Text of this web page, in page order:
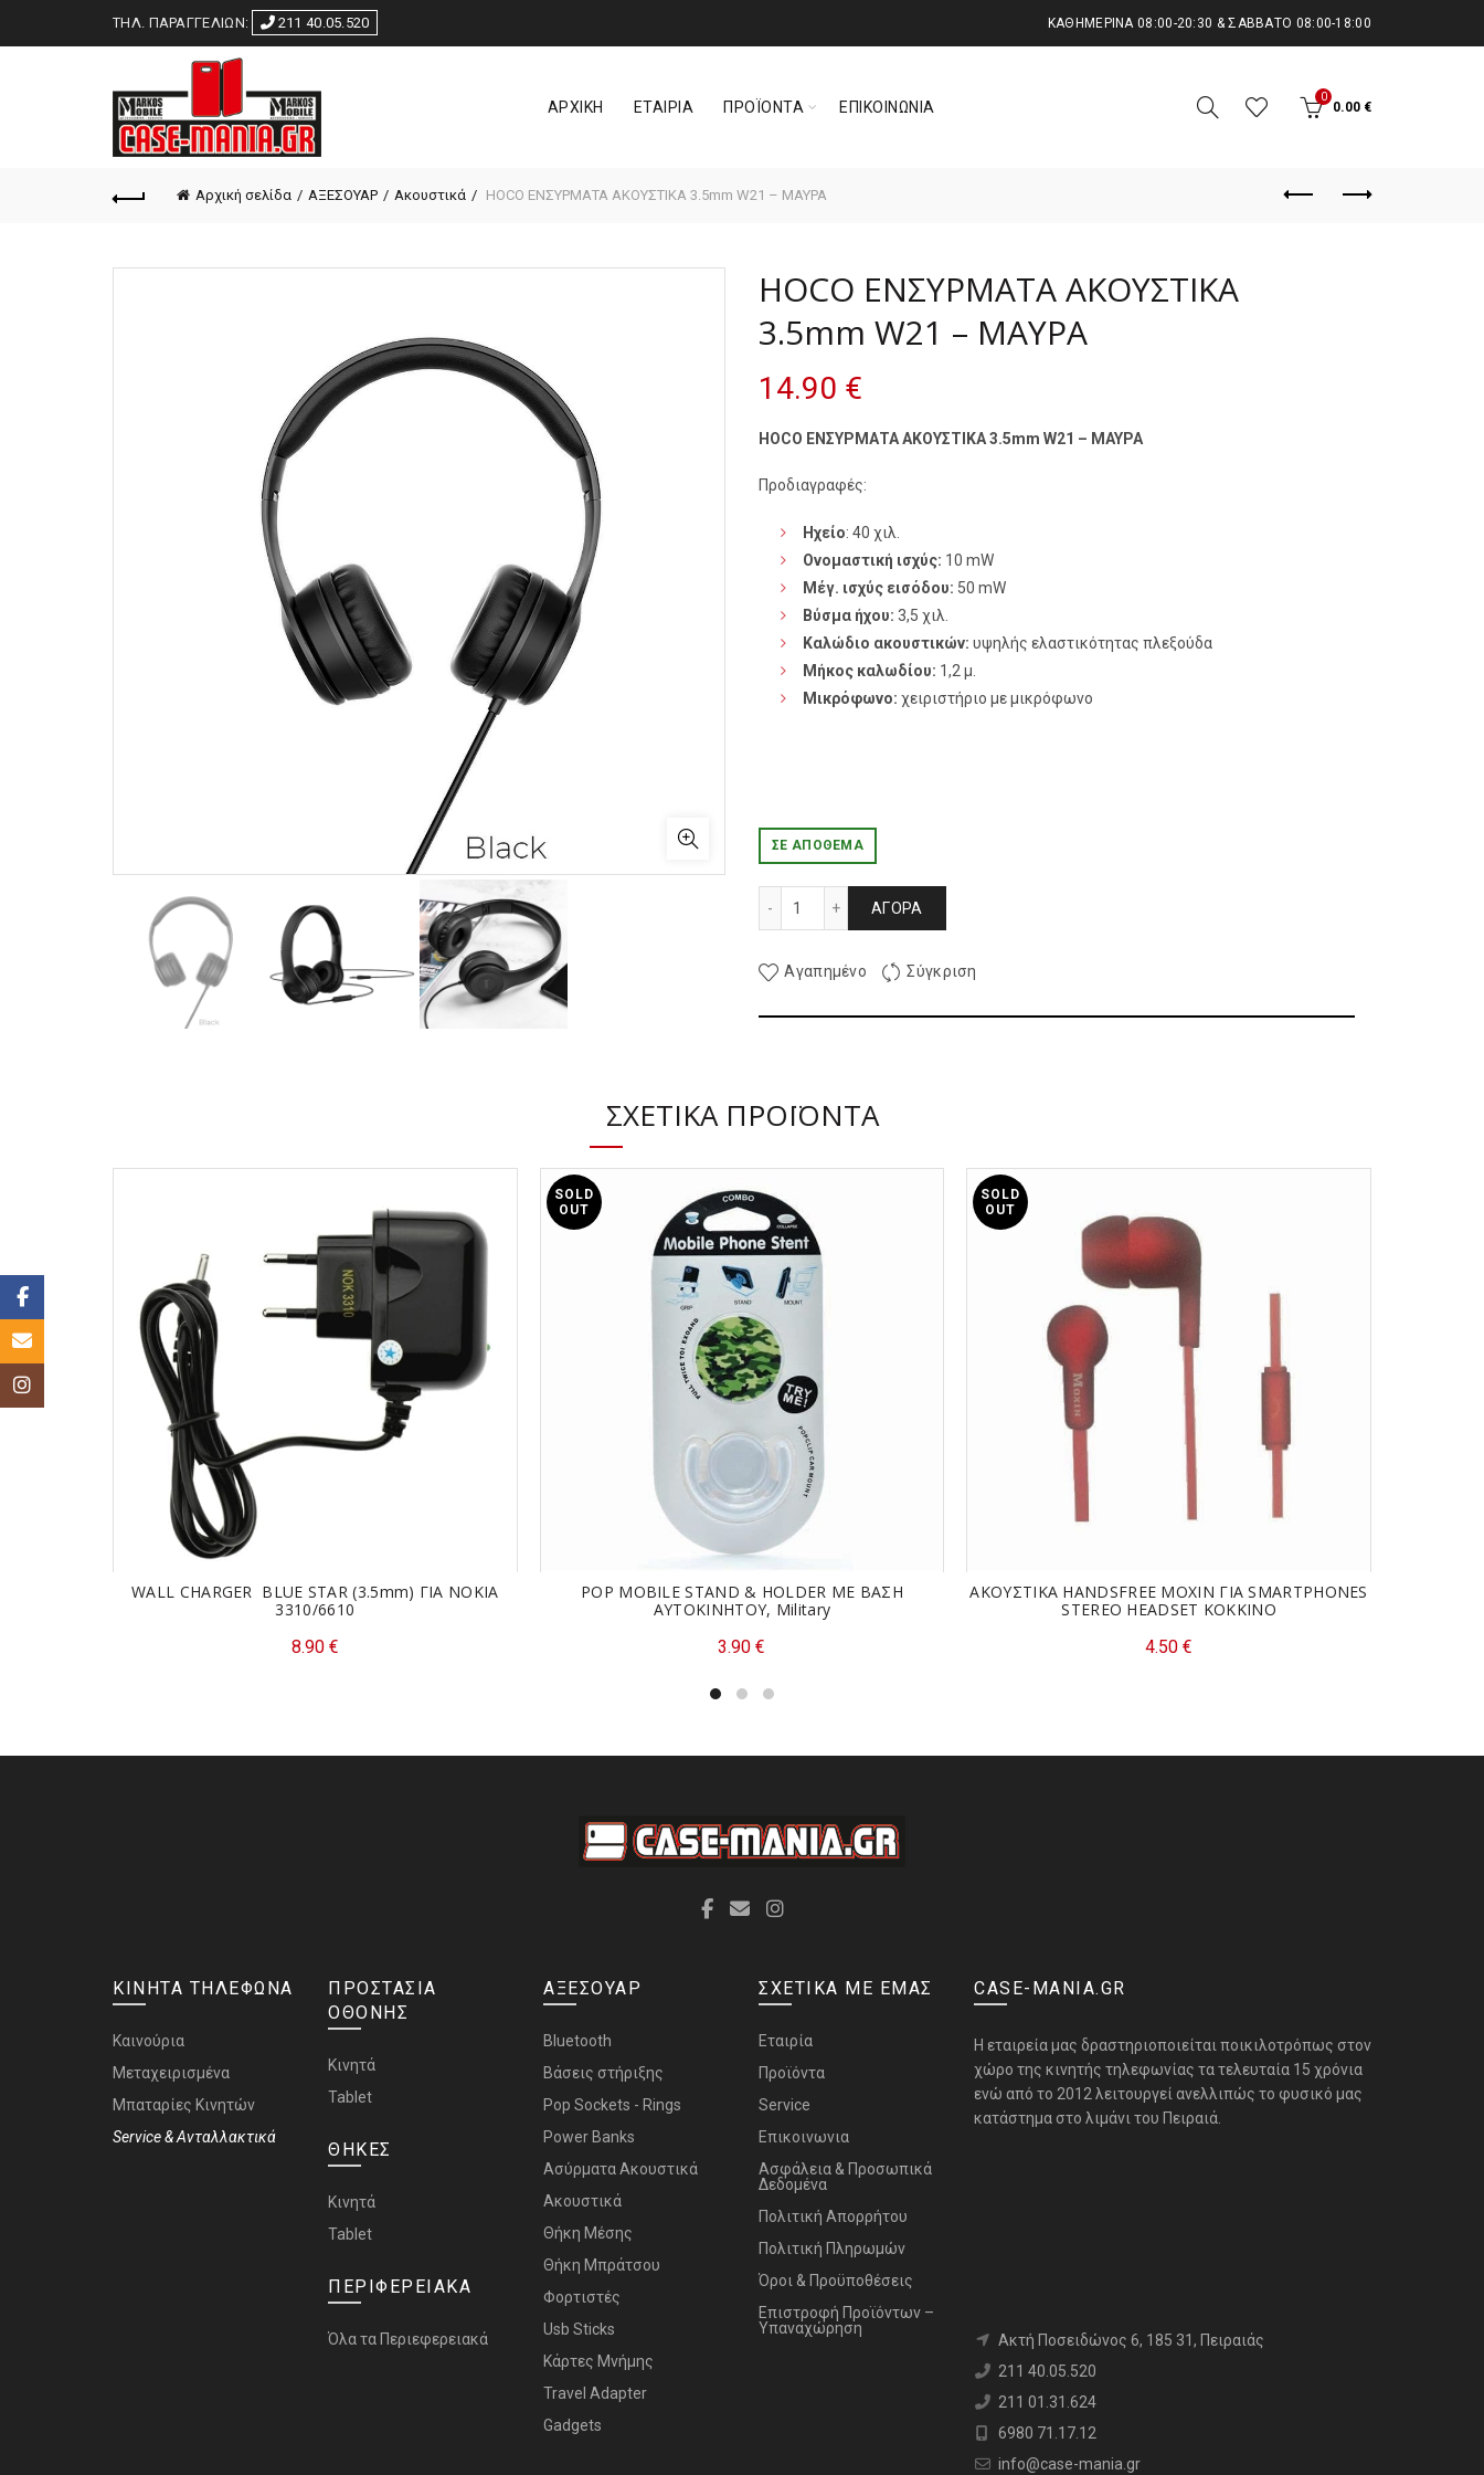
ΤΗΛ. ΠΑΡΑΓΓΕΛΙΩΝ: 211 40.05.520 KΑΘΗΜΕΡΙΝΆ 08:00-20:30 & ΣΆΒΒΑΤΟ 08:00-18:00
ΑΡΧΙΚΗ ΕΤΑΙΡΙΑ ΠΡΟΪΟΝΤΑ ΕΠΙΚΟΙΝΩΝΙΑ
0
0.00 €
Αρχική σελίδα ΑΞΕΣΟΥΑΡ Ακουστικά HOCO ΕΝΣΥΡΜΑΤΑ ΑΚΟΥΣΤΙΚΑ 3.5mm W21 – ΜΑΥΡΑ
HOCO ΕΝΣΥΡΜΑΤΑ ΑΚΟΥΣΤΙΚΑ
3.5mm W21 – ΜΑΥΡΑ
14.90 €
HOCO ΕΝΣΥΡΜΑΤΑ ΑΚΟΥΣΤΙΚΑ 3.5mm W21 – ΜΑΥΡΑ
Προδιαγραφές:
Ηχείο: 40 χιλ.
Ονομαστική ισχύς: 10 mW
Μέγ. ισχύς εισόδου: 50 mW
Βύσμα ήχου: 3,5 χιλ.
Καλώδιο ακουστικών: υψηλής ελαστικότητας πλεξούδα
Μήκος καλωδίου: 1,2 μ.
Μικρόφωνο: χειριστήριο με μικρόφωνο
ΣΕ ΑΠΌΘΕΜΑ
ΑΓΟΡΆ
Αγαπημένο Σύγκριση
στα μαλακά μαξιλαράκια, επιτρέπουν άνετη και μακράς διάρκειας ακρόαση
μουσικής.
Τα ακουστικά HOCO W21 Gracefull παρέχουν δυνατά μπάσα και χαμηλή
παραμόρφωση, επιτρέποντάς σας να αναπαράγετε ήχο HD.
Εξοπλισμένα με μαλακά μαξιλαράκια, το προϊόν εξασφαλίζει άνεση χρήσης και
επιτρέπει μακροχρόνια ακρόαση μουσικής.
Το ενσωματωμένο μικρόφωνο σάς επιτρέπει να πραγματοποιείτε φωνητικές
κλήσεις σε εφαρμογές συνομιλίας όπως Skype, WhatsApp, Line, Discord και άλλες.
Ο έλεγχος λειτουργίας με ένα κουμπί καθιστά εύκολη τη χρήση των ακουστικών.
ΕΠΙΠΛΈΟΝ ΠΛΗΡΟΦΟΡΊΕΣ
Κωδικός προϊόντος:
Κατηγορίες:
ΣΧΕΤΙΚΆ ΠΡΟΪΌΝΤΑ
WALL CHARGER BLUE STAR (3.5mm) ΓΙΑ NOKIA
3310/6610
8.90 €
SOLD
OUT
POP MOBILE STAND & HOLDER ΜΕ ΒΑΣΗ
ΑΥΤΟΚΙΝΗΤΟΥ, Military
3.90€
SOLD
OUT
ΑΚΟΥΣΤΙΚΑ HANDSFREE MOXIN ΓΙΑ SMARTPHONES
STEREO HEADSET ΚΟΚΚΙΝΟ
4.50€
ΚΙΝΗΤΑ ΤΗΛΕΦΩΝΑ
Καινούρια
Μεταχειρισμένα
Μπαταρίες Κινητών
Service & Ανταλλακτικά
ΠΡΟΣΤΑΣΙΑ
ΟΘΟΝΗΣ
Κινητά
Tablet
ΘΗΚΕΣ
Κινητά
Tablet
ΠΕΡΙΦΕΡΕΙΑΚΑ
Όλα τα Περιεφερειακά
ΑΞΕΣΟΥΑΡ
Bluetooth
Bάσεις στήριξης
Pop Sockets - Rings
Power Banks
Ασύρματα Ακουστικά
Ακουστικά
Θήκη Μέσης
Θήκη Μπράτσου
Φορτιστές
Usb Sticks
Κάρτες Μνήμης
Travel Adapter
Gadgets
ΣΧΕΤΙΚΑ ΜΕ ΕΜΑΣ
Εταιρία
Προϊόντα
Service
Επικοινωνια
Ασφάλεια & Προσωπικά
Δεδομένα
Πολιτική Απορρήτου
Πολιτική Πληρωμών
Όροι & Προϋποθέσεις
Επιστροφή Προϊόντων –
Υπαναχώρηση
CASE-MANIA.GR
H εταιρεία μας δραστηριοποιείται ποικιλοτρόπως στον
χώρο της κινητής τηλεφωνίας τα τελευταία 15 χρόνια
ενώ από το 2012 λειτουργεί ανελλιπώς το φυσικό μας
κατάστημα στο λιμάνι του Πειραιά.
Aκτή Ποσειδώνος 6, 185 31, Πειραιάς
211 40.05.520
211 01.31.624
6980 71.17.12
info@case-mania.gr